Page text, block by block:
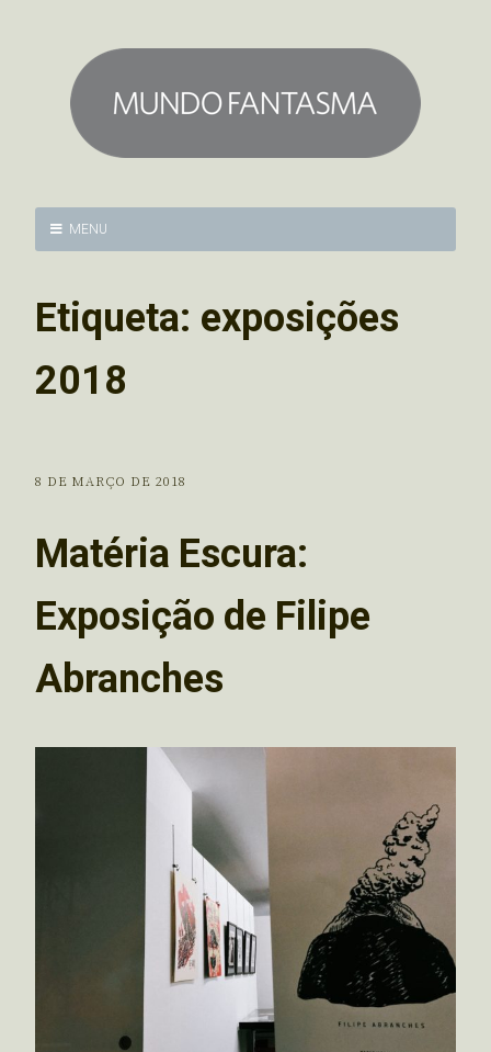
MENU
Etiqueta: exposições
2018
8 DE MARÇO DE 2018
Matéria Escura:
Exposição de Filipe
Abranches